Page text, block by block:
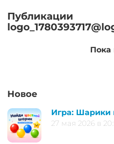
Публикации
Пока
Новое
Игра: Шарики
27 мая 2026 в